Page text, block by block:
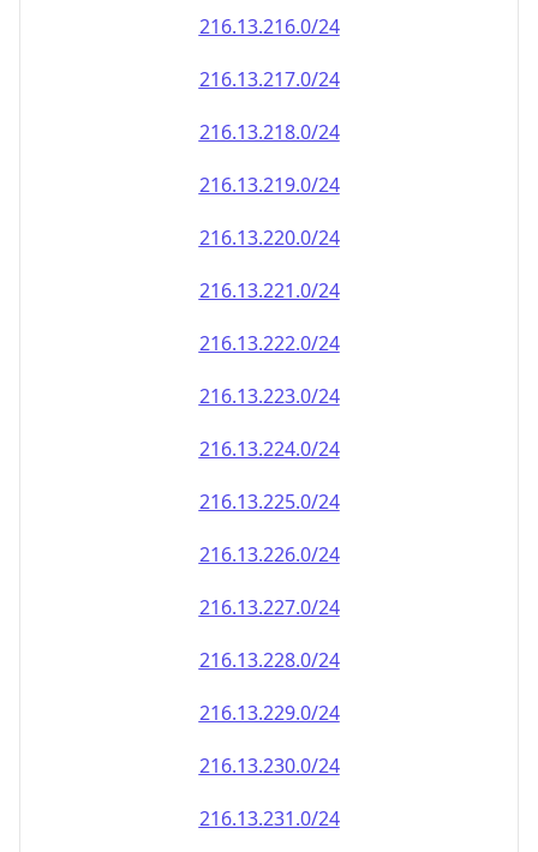
216.13.216.0/24
216.13.217.0/24
216.13.218.0/24
216.13.219.0/24
216.13.220.0/24
216.13.221.0/24
216.13.222.0/24
216.13.223.0/24
216.13.224.0/24
216.13.225.0/24
216.13.226.0/24
216.13.227.0/24
216.13.228.0/24
216.13.229.0/24
216.13.230.0/24
216.13.231.0/24